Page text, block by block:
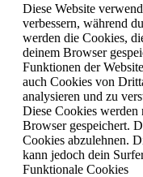
Diese Website
verbessern, während
werden die Cookies,
deinem Browser
Funktionen der
auch Cookies von
analysieren und zu
Diese Cookies
Browser gespeichert.
Cookies abzulehnen.
kann jedoch dein
Funktionale Cookies